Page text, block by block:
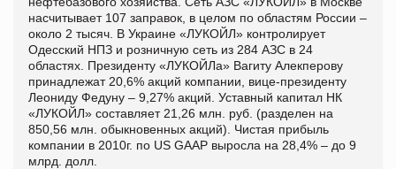
насчитывает 107 заправок, в целом по областям России –
около 2 тысяч. В Украине «ЛУКОЙЛ» контролирует
Одесский НПЗ и розничную сеть из 284 АЗС в 24
областях. Президенту «ЛУКОЙЛа» Вагиту Алекперову
принадлежат 20,6% акций компании, вице-президенту
Леониду Федуну – 9,27% акций. Уставный капитал НК
«ЛУКОЙЛ» составляет 21,26 млн. руб. (разделен на
850,56 млн. обыкновенных акций). Чистая прибыль
компании в 2010г. по US GAAP выросла на 28,4% – до 9
млрд. долл.